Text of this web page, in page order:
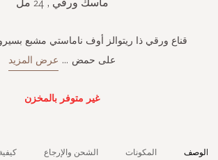
galleryقناع ورقي ذا ريتوالز أوف ناماستي مشبع
على حمض ... عرض المزيد
غير متوفر بالمخزن
الوصف المكونات الشحن والإرجاع